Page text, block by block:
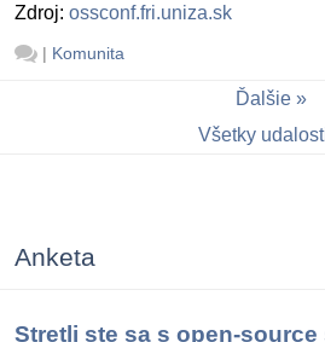
Zdroj: ossconf.fri.uniza.sk
| Komunita
Ďalšie
Všetky
Anketa
Stretli ste sa s open-